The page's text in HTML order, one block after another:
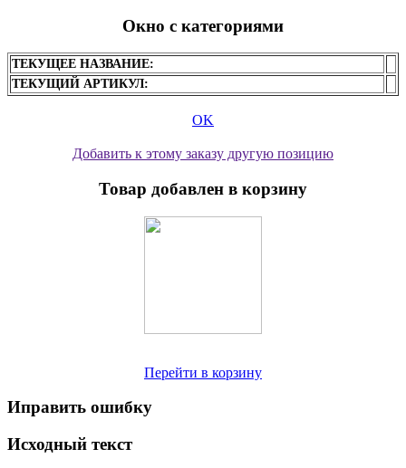
Окно с категориями
ТЕКУЩЕЕ НАЗВАНИЕ:
ТЕКУЩИЙ АРТИКУЛ:
OK
Добавить к этому заказу другую позицию
Товар добавлен в корзину
Перейти в корзину
Иправить ошибку
Исходный текст